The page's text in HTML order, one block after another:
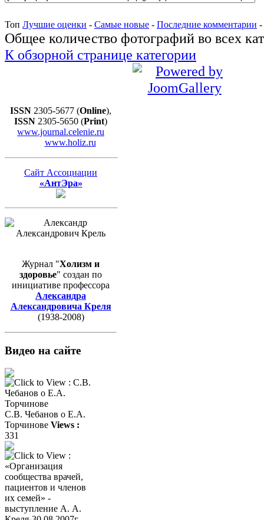
Топ Лучшие оценки - Самые новые - Последние комментарии -
Общее количество фотографий во всех
К обзорной странице категории
ISSN 2305-5677 (Online),
ISSN 2305-5650 (Print)
www.journal.celenie.ru
www.holiz.ru
Сайт Ассоциации
«АнтЭра»
Журнал "Холизм и
здоровье" создан по
инициативе профессора
Александра
Александровича Креля
(1938-2008)
Видео на сайте
С.В. Чебанов о Е.А.
Торчинове Views :
331